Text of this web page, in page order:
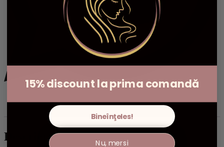
Informații suplimentare Recenzii (0)
Descriere
15% discount la prima comandă
Bineînţeles!
Nu, mersi